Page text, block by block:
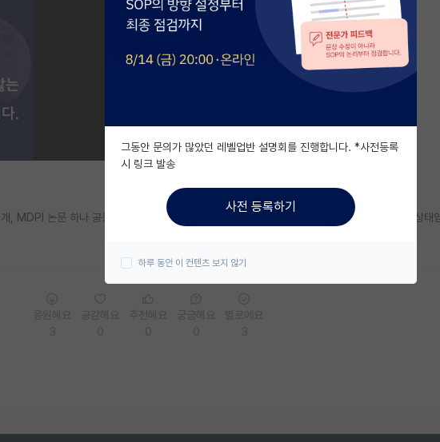
, MDPI 논문 하나 공동 1저자로 올라가있습니다. 학점은 3.9정도인데 토익 점수는 아직 없는 상태
그동안 문의가 많았던 레벨업반 설명회를 진행합니다. *사전등록
시 링크 발송
사전 등록하기
하루 동안 이 컨텐츠 보지 않기